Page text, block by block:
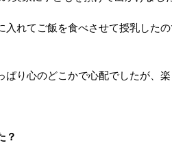
れてご飯を食べさせて授乳した
り心のどこかで心配でしたが、楽
？